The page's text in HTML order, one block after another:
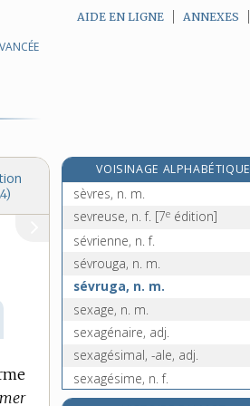
AIDE EN LIGNE ANNEXES
VOISINAGE ALPHABÉTIQUE
sevrer, v. tr.
sèvres, n. m.
sevreuse, n. f. [7e édition]
sévrienne, n. f.
sévrouga, n. m.
sévruga, n. m.
sexage, n. m.
sexagénaire, adj.
sexagésimal, -ale, adj.
sexagésime, n. f.
sexangulaire, adj.[1reédition]